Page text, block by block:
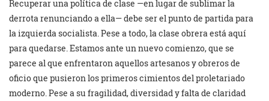
Recuperar una política de clase —en lugar de sublimar la
derrota renunciando a ella— debe ser el punto de partida para
la izquierda socialista. Pese a todo, la clase obrera está aquí
para quedarse. Estamos ante un nuevo comienzo, que se
parece al que enfrentaron aquellos artesanos y obreros de
oficio que pusieron los primeros cimientos del proletariado
moderno. Pese a su fragilidad, diversidad y falta de claridad